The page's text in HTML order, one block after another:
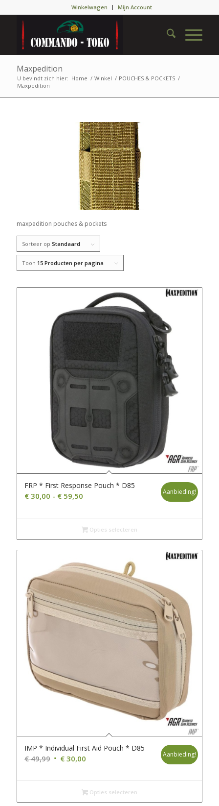
Winkelwagen Mijn Account
Maxpedition
U bevindt zich hier: Home / Winkel / POUCHES & POCKETS /
Maxpedition
maxpedition pouches & pockets
Sorteer op Standaard
Toon 15 Producten per pagina
FRP * First Response Pouch * D85
€30,00 - €59,50Prijsklasse:
tot
€ 59,50
Aanbieding!
Opties selecteren
IMP * Individual First Aid Pouch * D85
€49,99 Oorspronkelijke
was:
€30,00Huidige
is:
€ 30,00.
Aanbieding!
Opties selecteren